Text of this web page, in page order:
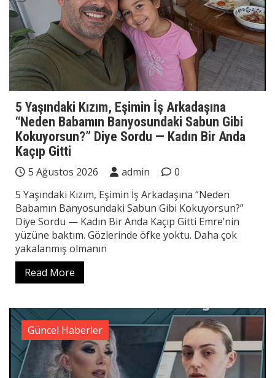
5 Yaşındaki Kızım, Eşimin İş Arkadaşına
“Neden Babamın Banyosundaki Sabun Gibi
Kokuyorsun?” Diye Sordu — Kadın Bir Anda
Kaçıp Gitti
5 Ağustos 2026 admin
0
5 Yaşındaki Kızım, Eşimin İş Arkadaşına “Neden
Babamın Banyosundaki Sabun Gibi Kokuyorsun?”
Diye Sordu — Kadın Bir Anda Kaçıp Gitti Emre’nin
yüzüne baktım. Gözlerinde öfke yoktu. Daha çok
yakalanmış olmanın
Read More
Güncel Haberler